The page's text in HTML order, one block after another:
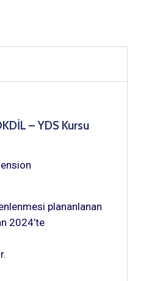
– YDS Kursu
plananlanan
2024’te